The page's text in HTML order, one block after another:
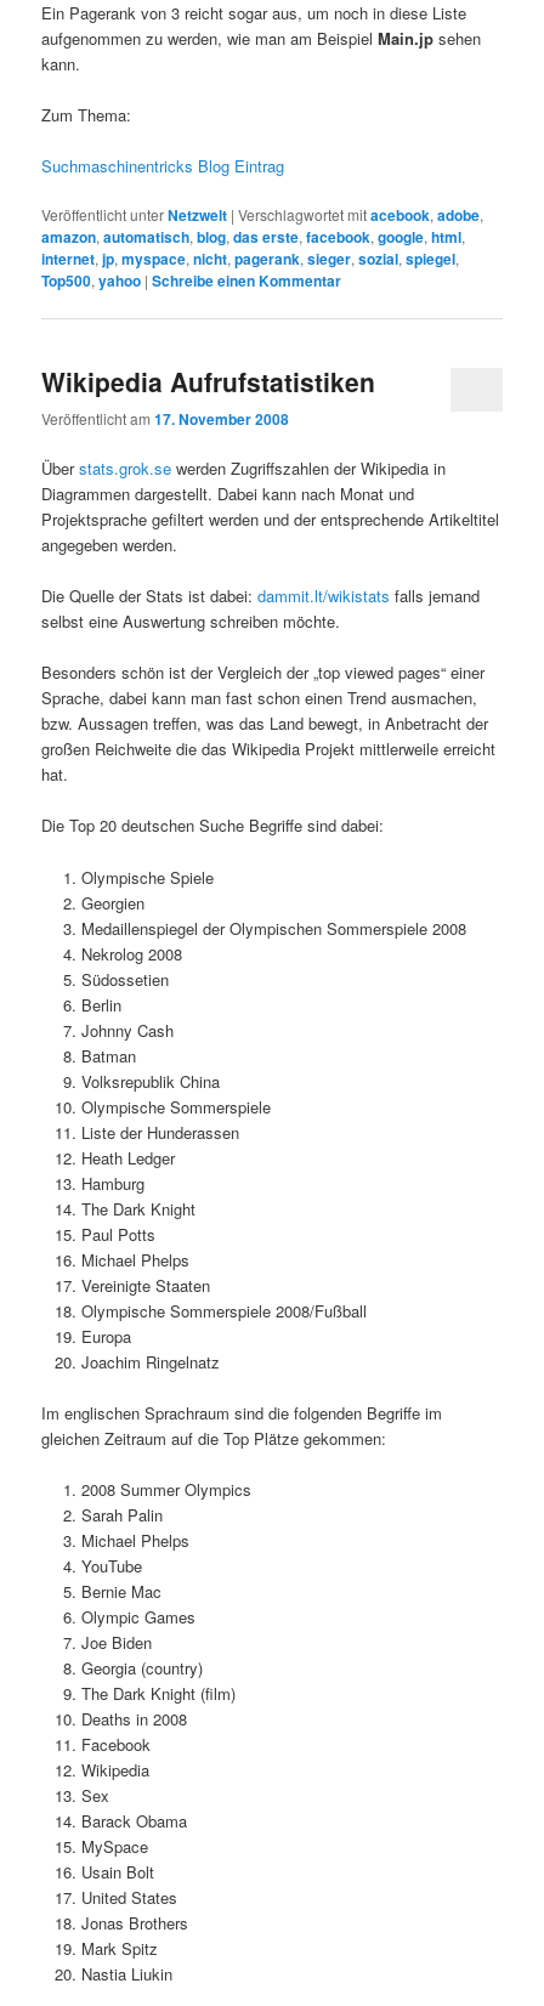
Ein Pagerank von 3 reicht sogar aus, um noch in diese Liste
aufgenommen zu werden, wie man am BeispielMain.jp sehen
kann.
Zum Thema:
Suchmaschinentricks Blog Eintrag
Veröffentlicht unterNetzwelt |Verschlagwortet mitacebook,adobe,
amazon,automatisch,blog,das erste,facebook,google,html,
internet,jp,myspace,nicht,pagerank,sieger,sozial,spiegel,
Top500,yahoo |Schreibe einen Kommentar
Wikipedia Aufrufstatistiken
Veröffentlicht am17. November 2008
Überstats.grok.se werden Zugriffszahlen der Wikipedia in
Diagrammen dargestellt. Dabei kann nach Monat und
Projektsprache gefiltert werden und der entsprechende Artikeltitel
angegeben werden.
Die Quelle der Stats ist dabei:dammit.lt/wikistats falls jemand
selbst eine Auswertung schreiben möchte.
Besonders schön ist der Vergleich der „top viewed pages“ einer
Sprache, dabei kann man fast schon einen Trend ausmachen,
bzw. Aussagen treffen, was das Land bewegt, in Anbetracht der
großen Reichweite die das Wikipedia Projekt mittlerweile erreicht
hat.
Die Top 20 deutschen Suche Begriffe sind dabei:
Olympische Spiele
Georgien
Medaillenspiegel der Olympischen Sommerspiele 2008
Nekrolog 2008
Südossetien
Berlin
Johnny Cash
Batman
Volksrepublik China
Olympische Sommerspiele
Liste der Hunderassen
Heath Ledger
Hamburg
The Dark Knight
Paul Potts
Michael Phelps
Vereinigte Staaten
Olympische Sommerspiele 2008/Fußball
Europa
Joachim Ringelnatz
Im englischen Sprachraum sind die folgenden Begriffe im
gleichen Zeitraum auf die Top Plätze gekommen:
2008 Summer Olympics
Sarah Palin
Michael Phelps
YouTube
Bernie Mac
Olympic Games
Joe Biden
Georgia (country)
The Dark Knight (film)
Deaths in 2008
Facebook
Wikipedia
Sex
Barack Obama
MySpace
Usain Bolt
United States
Jonas Brothers
Mark Spitz
Nastia Liukin